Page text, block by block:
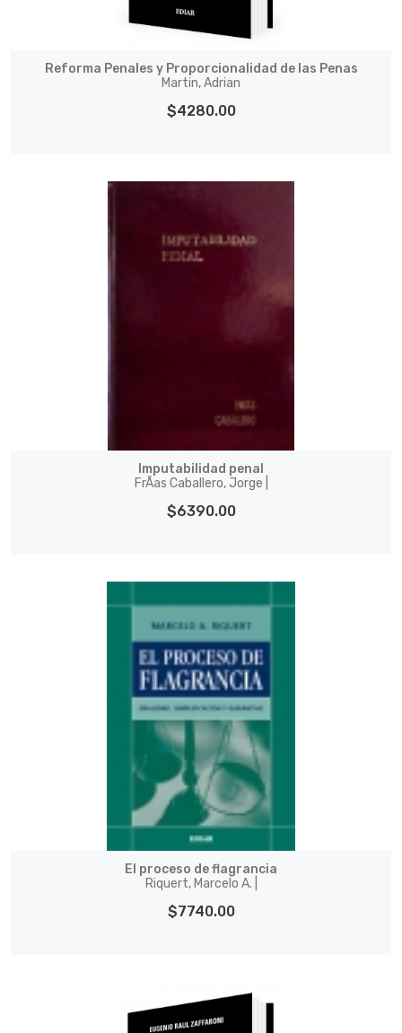
Reforma Penales y Proporcionalidad de las Penas
Martin, Adrian
$4280.00
Imputabilidad penal
FrÃ­as Caballero, Jorge |
$6390.00
El proceso de flagrancia
Riquert, Marcelo A. |
$7740.00